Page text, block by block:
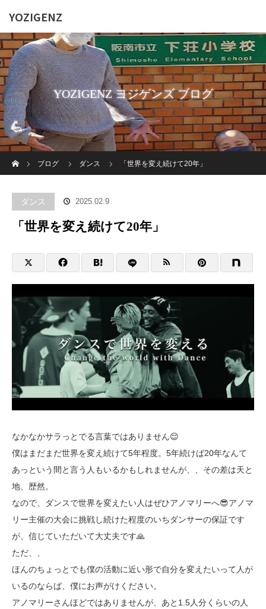
YOZIGENZ
YOZIGENZ ヨジゲンズ ブログ
ブログ
ダンス 「世界を変え続けて20年」
ダンス 2025.02.9
「世界を変え続けて20年」
なかなかサラっとでる言葉ではありません😌
僕はまだまだ世界を変え続けて5年程度。5年続けば20年なんて
あっという間と言う人もいるかもしれませんが、、その差は天と
地、歴然。
なので、ダンスで世界を変えたい人はぜひアノマリーへ😎アノマ
リー主催の大会に挑戦し続けた程度のいちダンサーの保証です
が、信じていただいて大丈夫です🙏
ただ、、
ほんのちょっとでも僕の活動に近い形で自分を変えたいって人が
いるのならば、僕にお声がけください。
アノマリーさんほどではありませんが、あと1.5人分くらいの人